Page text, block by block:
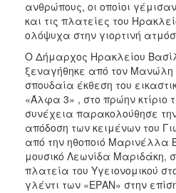
ανθρώπους, οι οποίοι
και τις πλατείες του
ολόψυχα στην γιορτινή
Ο Δήμαρχος Ηρακλείου
ξεναγήθηκε από τον Μανώλη
σπουδαία έκθεση του
«Άλφα 3» , στο πρώην κτίριο
συνέχεια παρακολούθησε
απόδοση των κειμένων του
από την ηθοποιό Μαρινέλλα
μουσικό Λεωνίδα Μαριδάκη,
πλατεία του Υγειονομικού
γλέντι των «ΕΡΑΝ» στην